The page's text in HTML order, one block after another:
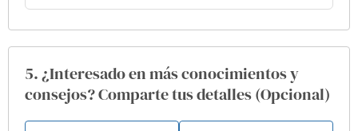
5. ¿Interesado en más conocimientos y
consejos? Comparte tus detalles (Opcional)